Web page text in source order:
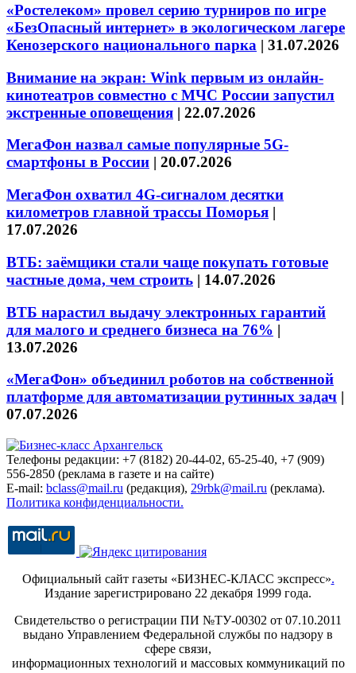
«Ростелеком» провел серию турниров по игре
«БезОпасный интернет» в экологическом лагере
Кенозерского национального парка | 31.07.2026
Внимание на экран: Wink первым из онлайн-
кинотеатров совместно с МЧС России запустил
экстренные оповещения | 22.07.2026
МегаФон назвал самые популярные 5G-
смартфоны в России | 20.07.2026
МегаФон охватил 4G-сигналом десятки
километров главной трассы Поморья |
17.07.2026
ВТБ: заёмщики стали чаще покупать готовые
частные дома, чем строить | 14.07.2026
ВТБ нарастил выдачу электронных гарантий
для малого и среднего бизнеса на 76% |
13.07.2026
«МегаФон» объединил роботов на собственной
платформе для автоматизации рутинных задач |
07.07.2026
Телефоны редакции: +7 (8182) 20-44-02, 65-25-40, +7 (909)
556-2850 (реклама в газете и на сайте)
E-mail: bclass@mail.ru (редакция), 29rbk@mail.ru (реклама).
Политика конфиденциальности.
Официальный сайт газеты «БИЗНЕС-КЛАСС экспресс».
Издание зарегистрировано 22 декабря 1999 года.
Свидетельство о регистрации ПИ №ТУ-00302 от 07.10.2011
выдано Управлением Федеральной службы по надзору в
сфере связи,
информационных технологий и массовых коммуникаций по